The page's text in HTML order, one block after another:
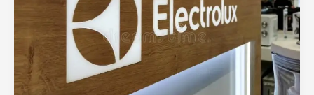
Passos
Para
Verificar